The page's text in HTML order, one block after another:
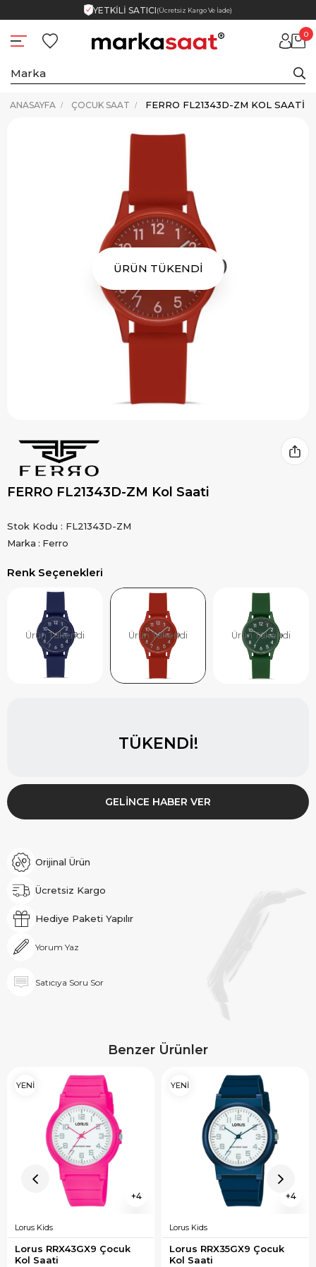
YETKİLİ SATICI(Ücretsiz Kargo Ve İade)
0
ANASAYFA ÇOCUK SAAT FERRO FL21343D-ZM KOL SAATI
ÜRÜN TÜKENDİ
FERRO FL21343D-ZM Kol Saati
Stok Kodu
FL21343D-ZM
Marka : Ferro
Renk Seçenekleri
Ürün Tükendi Ürün Tükendi Ürün Tükendi
TÜKENDI!
GELINCE HABER VER
Orijinal Ürün
Ücretsiz Kargo
Hediye Paketi Yapılır
Yorum Yaz
Satıcıya Soru Sor
Benzer Ürünler
4
Lorus Kids
Lorus RRX43GX9 Çocuk
Kol Saati
YENİ
4
Lorus Kids
Lorus RRX35GX9 Çocuk
Kol Saati
YENİ